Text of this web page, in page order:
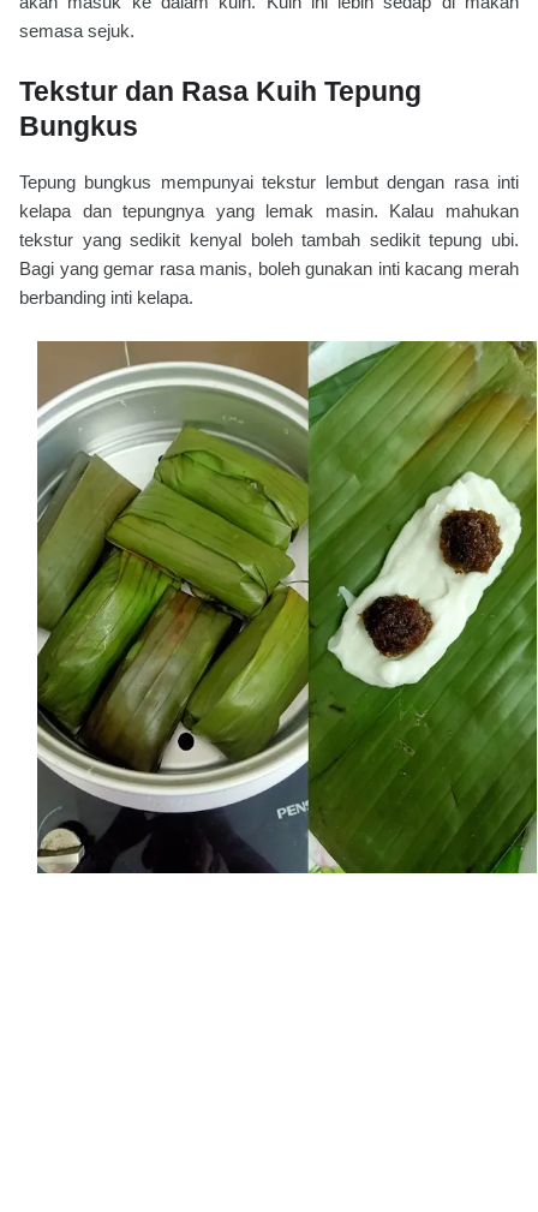
semasa sejuk.
Tekstur dan Rasa Kuih Tepung
Bungkus
Tepung bungkus mempunyai tekstur lembut dengan rasa inti
kelapa dan tepungnya yang lemak masin. Kalau mahukan
tekstur yang sedikit kenyal boleh tambah sedikit tepung ubi.
Bagi yang gemar rasa manis, boleh gunakan inti kacang merah
berbanding inti kelapa.